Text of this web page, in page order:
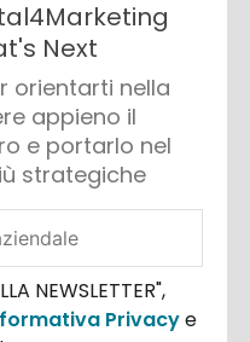
Next
orientarti nella
appieno il
e portarlo nel
strategiche
NEWSLETTER",
Privacye